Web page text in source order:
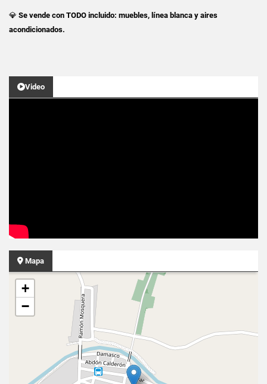
💎 Se vende con TODO incluido: muebles, línea blanca y aires
acondicionados.
Video
Mapa
+
−